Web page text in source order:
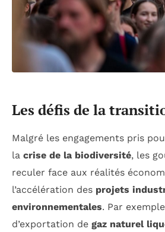
Les défis de la
Malgré les engagements pris
la crise de la biodiversité, les
reculer face aux réalités
l’accélération des projets
environnementales. Par
d’exportation de gaz naturel